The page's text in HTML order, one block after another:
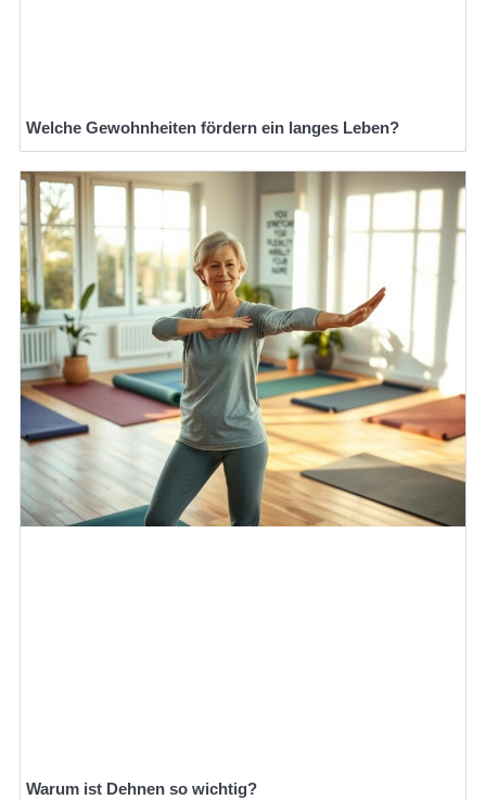
Welche Gewohnheiten fördern ein langes Leben?
Warum ist Dehnen so wichtig?